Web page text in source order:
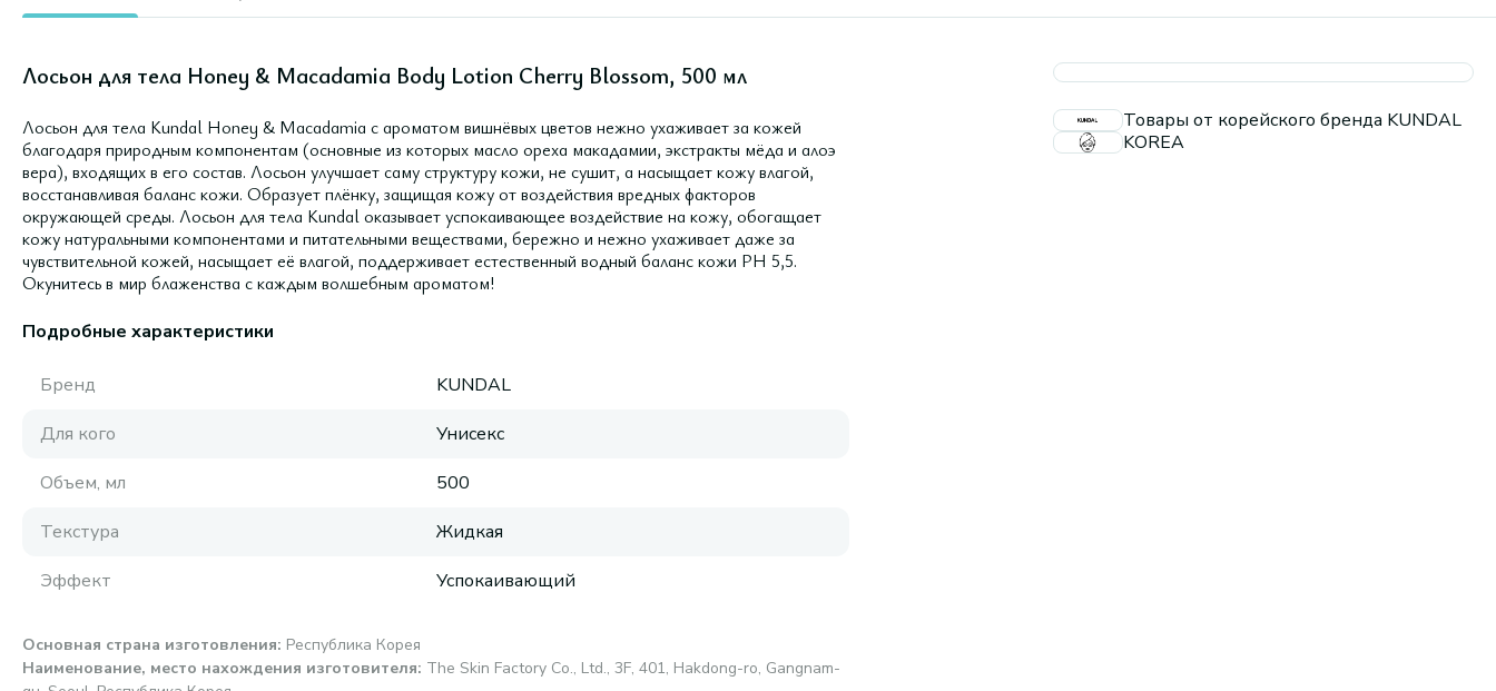
Лосьон для тела Honey & Macadamia Body Lotion Cherry Blossom, 500 мл
Лосьон для тела Kundal Honey & Macadamia с ароматом вишнёвых цветов нежно ухаживает за кожей
благодаря природным компонентам (основные из которых масло ореха макадамии, экстракты мёда и алоэ
вера), входящих в его состав. Лосьон улучшает саму структуру кожи, не сушит, а насыщает кожу влагой,
восстанавливая баланс кожи. Образует плёнку, защищая кожу от воздействия вредных факторов
окружающей среды. Лосьон для тела Kundal оказывает успокаивающее воздействие на кожу, обогащает
кожу натуральными компонентами и питательными веществами, бережно и нежно ухаживает даже за
чувствительной кожей, насыщает её влагой, поддерживает естественный водный баланс кожи PH 5,5.
Окунитесь в мир блаженства с каждым волшебным ароматом!
Подробные характеристики
Бренд
KUNDAL
Для кого
Унисекс
Объем, мл
500
Текстура
Жидкая
Эффект
Успокаивающий
Основная страна изготовления: Республика Корея
Наименование, место нахождения изготовителя: The Skin Factory Co., Ltd., 3F, 401, Hakdong-ro, Gangnam-
Товары от корейского бренда KUNDAL
KOREA